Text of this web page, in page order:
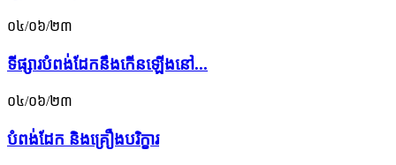
០៤/០៦/២៣
ទីផ្សារបំពង់ដែកនឹងកើនឡើងនៅ...
០៤/០៦/២៣
បំពង់ដែក និងគ្រឿងបរិក្ខារ